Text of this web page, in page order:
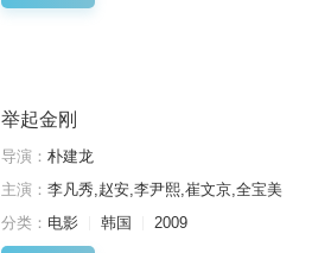
举起金刚
导演： 朴建龙
主演： 李凡秀,赵安,李尹熙,崔文京,全宝美
分类： 电影 韩国 2009